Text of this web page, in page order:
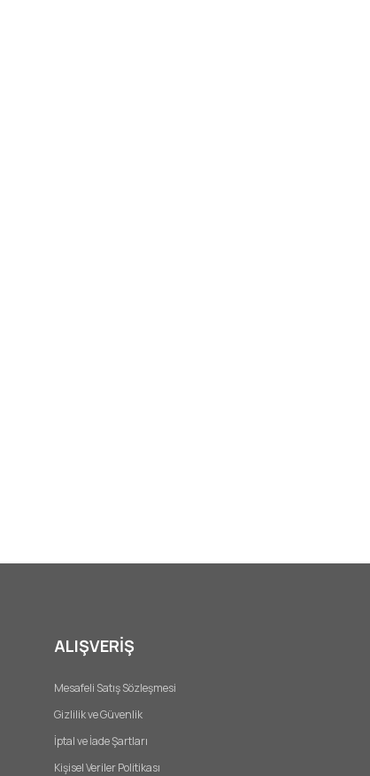
ALIŞVERİŞ
Mesafeli Satış Sözleşmesi
Gizlilik ve Güvenlik
İptal ve İade Şartları
Kişisel Veriler Politikası